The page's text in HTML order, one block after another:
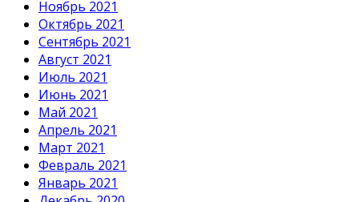
Ноябрь 2021
Октябрь 2021
Сентябрь 2021
Август 2021
Июль 2021
Июнь 2021
Май 2021
Апрель 2021
Март 2021
Февраль 2021
Январь 2021